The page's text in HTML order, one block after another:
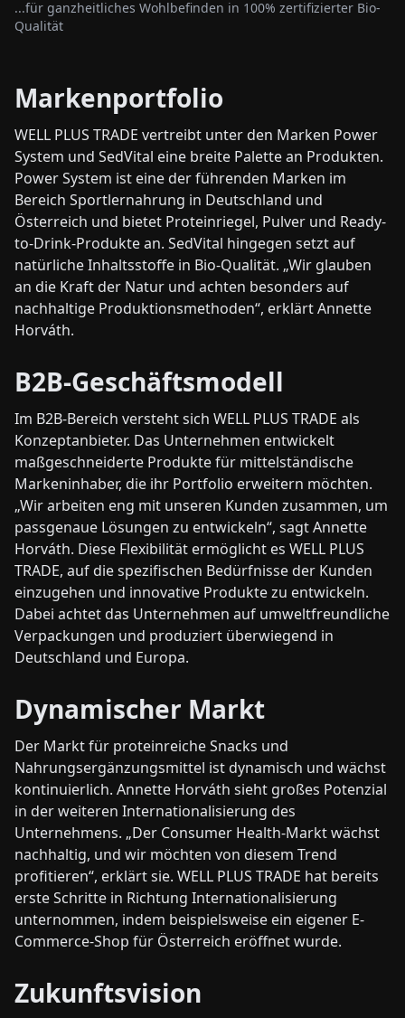
...für ganzheitliches Wohlbefinden in 100% zertifizierter Bio-
Qualität
Markenportfolio
WELL PLUS TRADE vertreibt unter den Marken Power
System und SedVital eine breite Palette an Produkten.
Power System ist eine der führenden Marken im
Bereich Sportlernahrung in Deutschland und
Österreich und bietet Proteinriegel, Pulver und Ready-
to-Drink-Produkte an. SedVital hingegen setzt auf
natürliche Inhaltsstoffe in Bio-Qualität. „Wir glauben
an die Kraft der Natur und achten besonders auf
nachhaltige Produktionsmethoden“, erklärt Annette
Horváth.
B2B-Geschäftsmodell
Im B2B-Bereich versteht sich WELL PLUS TRADE als
Konzept­anbieter. Das Unternehmen entwickelt
maßgeschneiderte Produkte für mittelständische
Markeninhaber, die ihr Portfolio erweitern möchten.
„Wir arbeiten eng mit unseren Kunden zusammen, um
passgenaue Lösungen zu entwickeln“, sagt Annette
Horváth. Diese Flexibilität ermöglicht es WELL PLUS
TRADE, auf die spezifischen Bedürfnisse der Kunden
einzugehen und innovative Produkte zu entwickeln.
Dabei achtet das Unternehmen auf umweltfreundliche
Verpackungen und produziert überwiegend in
Deutschland und Europa.
Dynamischer Markt
Der Markt für proteinreiche Snacks und
Nahrungsergänzungsmittel ist dynamisch und wächst
kontinuierlich. Annette Horváth sieht großes Potenzial
in der weiteren Internationalisierung des
Unternehmens. „Der Consumer Health-Markt wächst
nachhaltig, und wir möchten von diesem Trend
profitieren“, erklärt sie. WELL PLUS TRADE hat bereits
erste Schritte in Richtung Internationalisierung
unternommen, indem beispielsweise ein eigener E-
Commerce-Shop für Österreich eröffnet wurde.
Zukunftsvision